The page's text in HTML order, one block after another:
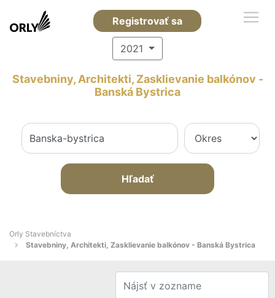
Registrovať sa
2021
Stavebniny, Architekti, Zasklievanie balkónov -
Banská Bystrica
Hľadať
Orly Stavebníctva
Stavebniny, Architekti, Zasklievanie balkónov - Banská Bystrica